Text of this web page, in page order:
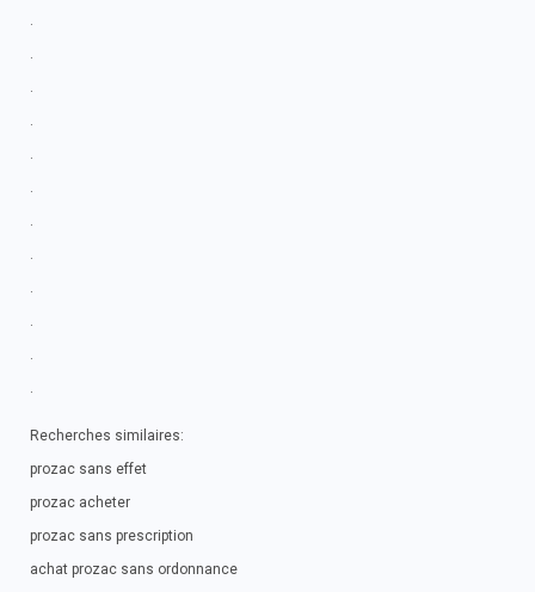
.
.
.
.
.
.
.
.
.
.
.
.
Recherches similaires:
prozac sans effet
prozac acheter
prozac sans prescription
achat prozac sans ordonnance